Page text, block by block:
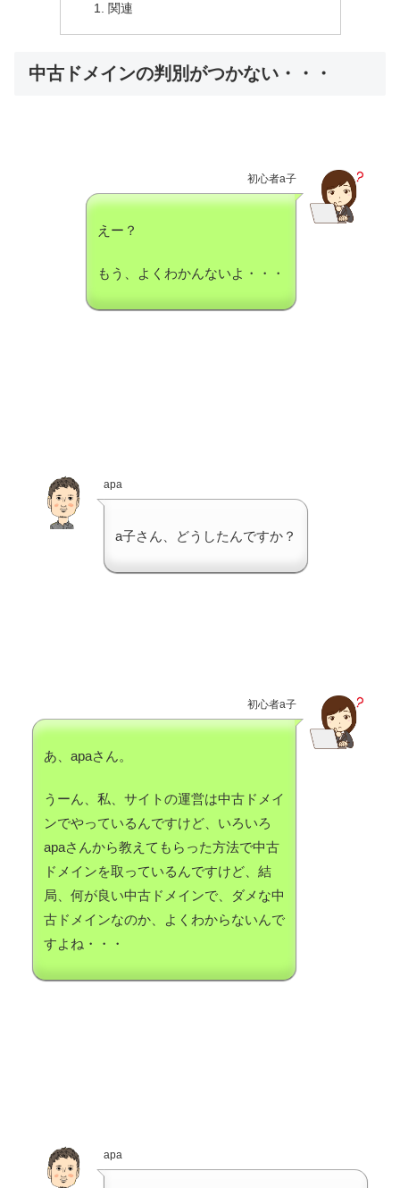
関連
中古ドメインの判別がつかない・・・
初心者a子
えー？
もう、よくわかんないよ・・・
apa
a子さん、どうしたんですか？
初心者a子
あ、apaさん。
うーん、私、サイトの運営は中古ドメイ
ンでやっているんですけど、いろいろ
apaさんから教えてもらった方法で中古
ドメインを取っているんですけど、結
局、何が良い中古ドメインで、ダメな中
古ドメインなのか、よくわからないんで
すよね・・・
apa